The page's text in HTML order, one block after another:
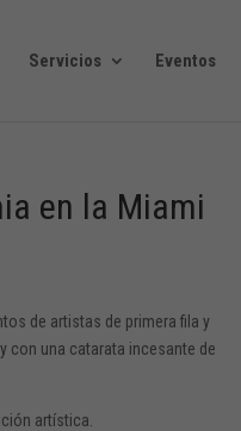
Servicios Eventos
en la Miami
de artistas de primera fila y
con una catarata incesante de
artística.